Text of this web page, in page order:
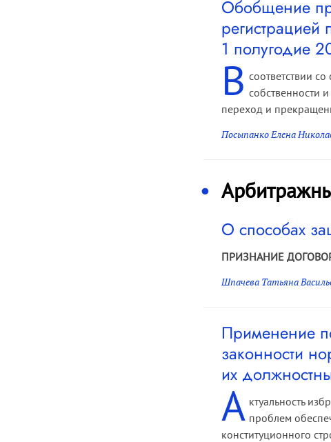
Обобщение
1 полугодие
В соответствии
собственности
переход и
Посыпанко Елена
О способах
ПРИЗНАНИЕ
Шпачева Татьяна
Применение
законности
их
А ктуальность
проблем
конституционного